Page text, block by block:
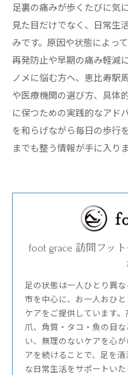
足裏の痛みが歩くたびに気
見た目だけでなく、日常生
みです。原因や状態によっ
再発防止や早期の痛み軽減
ノメに悩む方へ、恵比寿駅
や医療機関の選び方、具体
に保つための実践的なアド
を和らげながら毎日の歩行
までも整う情報が手に入りま
foot grace 訪問フッ
足の状態は一人ひとり異
市を中心に、お一人おひ
ケアをご提供しています
爪、角質・タコ・魚の目
い、無理のないケアを心
アを続けることで、足を
な日常生活をサポートいた